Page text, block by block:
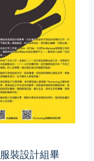
裝設計組畢